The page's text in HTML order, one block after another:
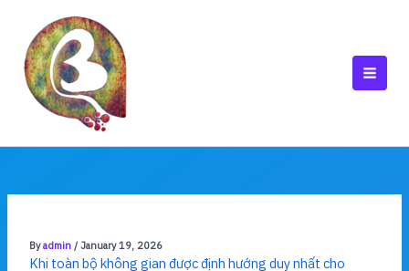
content
Byadmin / January 19, 2026
Khi toàn bộ không gian được định hướng duy nhất cho